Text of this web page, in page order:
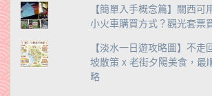
【簡單入手概念篇】關西可
小火車購買方式？觀光套票
【淡水一日遊攻略圖】不走
坡散策 x 老街夕陽美食，最
略